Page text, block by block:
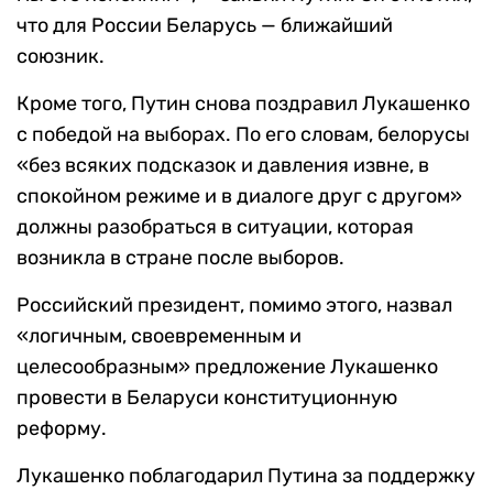
что для России Беларусь — ближайший
союзник.
Кроме того, Путин снова поздравил Лукашенко
с победой на выборах. По его словам, белорусы
«без всяких подсказок и давления извне, в
спокойном режиме и в диалоге друг с другом»
должны разобраться в ситуации, которая
возникла в стране после выборов.
Российский президент, помимо этого, назвал
«логичным, своевременным и
целесообразным» предложение Лукашенко
провести в Беларуси конституционную
реформу.
Лукашенко поблагодарил Путина за поддержку